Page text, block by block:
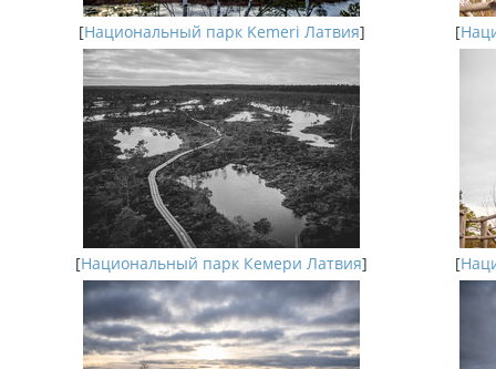
[Национальный парк Kemeri Латвия] [
[Национальный парк Кемери Латвия] [